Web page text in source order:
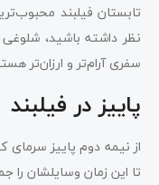
تابستان فیلبند
نظر داشته باشید،
سفری آرام‌تر و ارزان‌تر
پاییز در فیلبند
از نیمه دوم پاییز
تا این زمان وسایلشان